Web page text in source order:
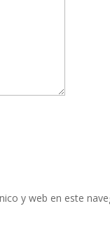
y web en este